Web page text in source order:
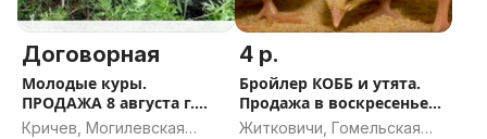
Договорная
Молодые куры.
ПРОДАЖА 8 августа г.
Кричев.
Кричев, Могилевская
4 р.
Бройлер КОББ и утята.
Продажа в воскресенье
2.08.
Житковичи, Гомельская